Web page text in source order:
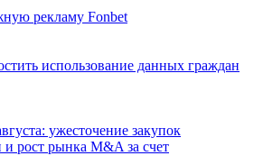
рекламу Fonbet
использование данных граждан
ужесточение закупок
рост рынка M&A за счет